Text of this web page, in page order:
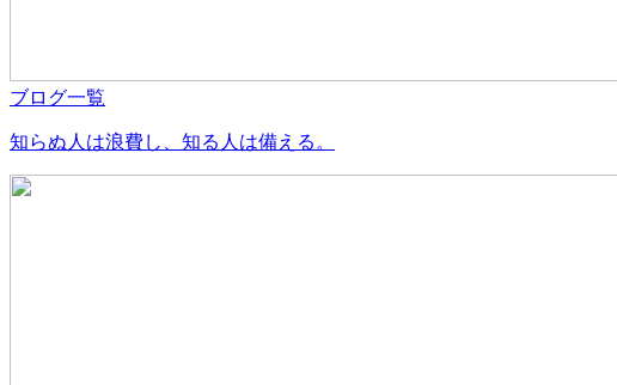
ブログ一覧
知らぬ人は浪費し、知る人は備える。